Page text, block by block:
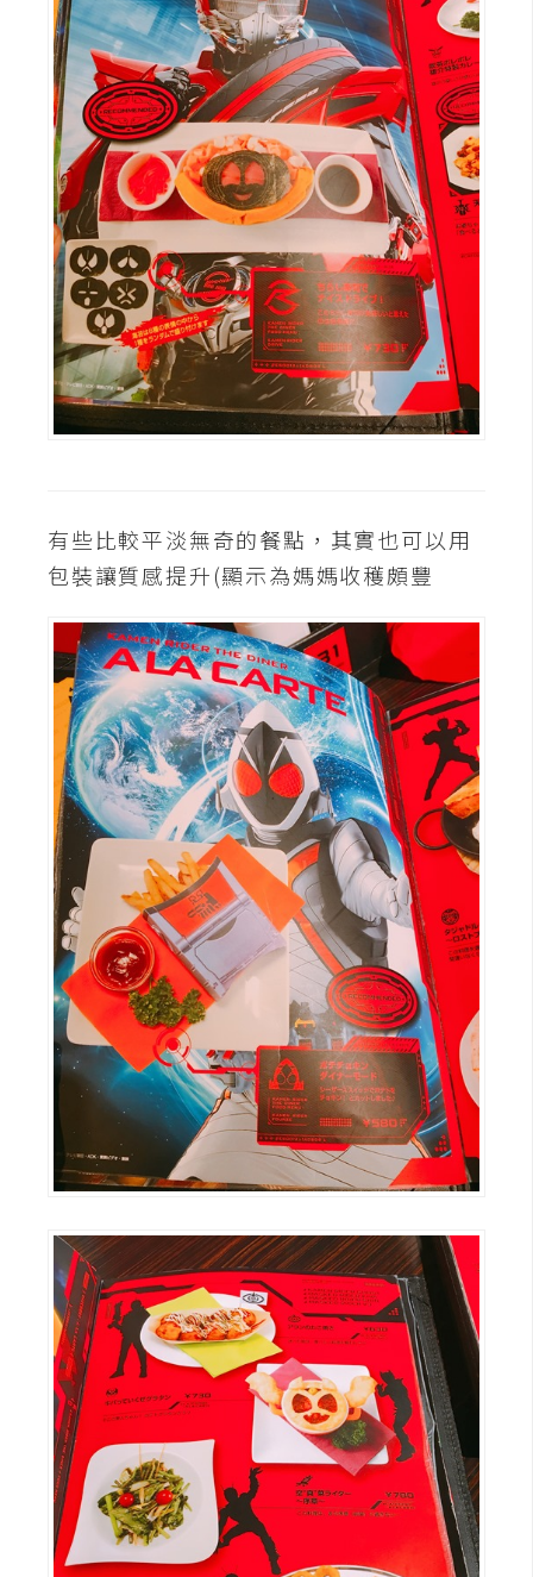
有些比較平淡無奇的餐點，其實也可以用
包裝讓質感提升(顯示為媽媽收穫頗豐